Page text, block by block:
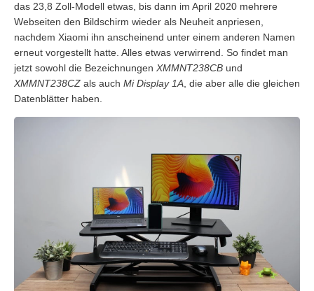
das 23,8 Zoll-Modell etwas, bis dann im April 2020 mehrere
Webseiten den Bildschirm wieder als Neuheit anpriesen,
nachdem Xiaomi ihn anscheinend unter einem anderen Namen
erneut vorgestellt hatte. Alles etwas verwirrend. So findet man
jetzt sowohl die Bezeichnungen XMMNT238CB und
XMMNT238CZ als auch Mi Display 1A , die aber alle die gleichen
Datenblätter haben.